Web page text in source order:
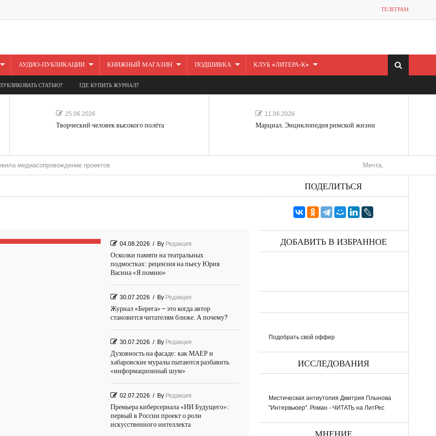
ТЕЛЕГРАМ
АУДИО-ПУБЛИКАЦИИ КНИЖНЫЙ МАГАЗИН ПОДШИВКА КЛУБ «ЛИТЕРА-К»
СТАТЬЮ? ГДЕ КУПИТЬ ЖУРНАЛ?
25.06.2026
Творческий человек высокого полёта
11.06.2026
Марциал. Энциклопедия римской жизни
проектов Мечта, не отдавайся!
04.08.2026 / By Редакция
Осколки памяти на театральных
подмостках: рецензия на пьесу Юрия
Васина «Я помню»
30.07.2026 / By Редакция
Журнал «Берега» – это когда автор
становится читателям ближе. А почему?
30.07.2026 / By Редакция
Духовность на фасаде: как МАЕР и
хабаровские муралы пытаются разбавить
«информационный шум»
02.07.2026 / By Редакция
Премьера киберсериала «ИИ Будущего»:
первый в России проект о роли
искусственного интеллекта
ПОДЕЛИТЬСЯ
ДОБАВИТЬ В ИЗБРАННОЕ
Подобрать свой оффер
ИССЛЕДОВАНИЯ
Мистическая антиутопия Дмитрия Плынова
"Интервьюер". Роман - ЧИТАТЬ на ЛитРес